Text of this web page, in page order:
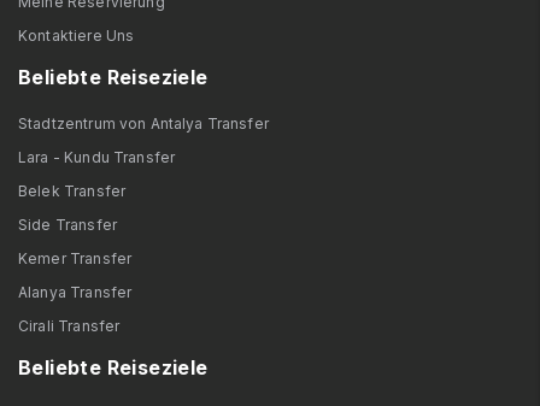
Kontaktiere Uns
Beliebte Reiseziele
Stadtzentrum von Antalya Transfer
Lara - Kundu Transfer
Belek Transfer
Side Transfer
Kemer Transfer
Alanya Transfer
Cirali Transfer
Beliebte Reiseziele